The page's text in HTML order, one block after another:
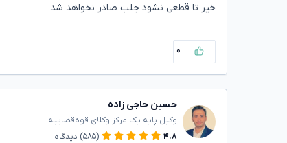
خیر تا قطعی نشود جلب صادر نخواهد شد
۰
حسین حاجی زاده
وکیل پایه یک مرکز وکلای قوه‌قضاییه
۴.۸
(۵۸۵) دیدگاه